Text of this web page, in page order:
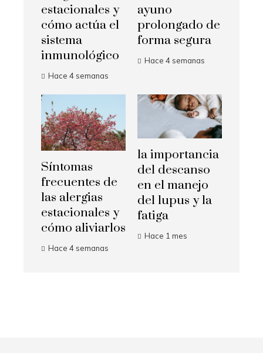
estacionales y
cómo actúa el
sistema
inmunológico
Hace 4 semanas
ayuno
prolongado de
forma segura
Hace 4 semanas
Síntomas
frecuentes de
las alergias
estacionales y
cómo aliviarlos
Hace 4 semanas
la importancia
del descanso
en el manejo
del lupus y la
fatiga
Hace 1 mes